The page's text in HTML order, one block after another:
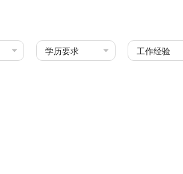
学历要求 工作经验